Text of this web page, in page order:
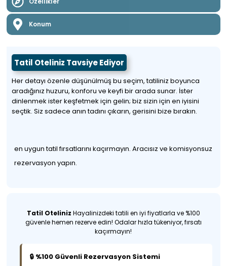
Konum
Tatil Oteliniz Tavsiye Ediyor
Her detayı özenle düşünülmüş bu seçim, tatiliniz boyunca
aradığınız huzuru, konforu ve keyfi bir arada sunar. İster
dinlenmek ister keşfetmek için gelin; biz sizin için en iyisini
seçtik. Siz sadece anın tadını çıkarın, gerisini bize bırakın.
en uygun tatil fırsatlarını kaçırmayın. Aracısız ve komisyonsuz
rezervasyon yapın.
Tatil Oteliniz Hayalinizdeki tatili en iyi fiyatlarla ve %100
güvenle hemen rezerve edin! Odalar hızla tükeniyor, fırsatı
kaçırmayın!
🔒 %100 Güvenli Rezervasyon Sistemi